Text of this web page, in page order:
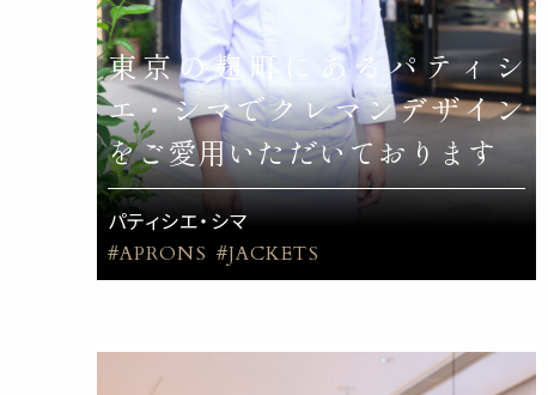
東京の麹町にあるパティシ
エ・シマでクレマンデザイン
をご愛用いただいております
パティシエ・シマ
#APRONS #JACKETS